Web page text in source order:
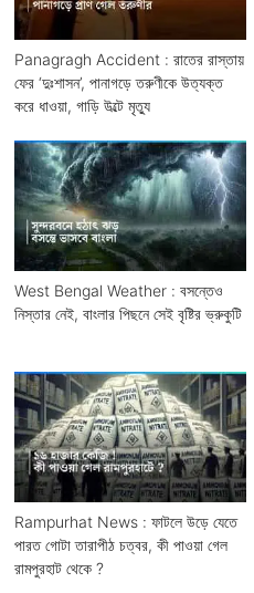
Panagragh Accident : রাতের রাস্তায়
ফের ‘দুঃশাসন’, পানাগড়ে তরুণীকে উত্যক্ত
করে ধাওয়া, গাড়ি উল্টে মৃত্যু
West Bengal Weather : বসন্তেও
নিস্তার নেই, বাংলার পিছনে সেই বৃষ্টির ভ্রুকুটি
Rampurhat News : ফাটলে উড়ে যেতে
পারত গোটা তারাপীঠ চত্বর, কী পাওয়া গেল
রামপুরহাট থেকে ?